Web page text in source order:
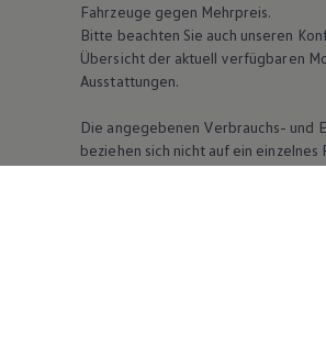
Fahrzeuge gegen Mehrpreis.
Bitte beachten Sie auch unseren
Übersicht der aktuell verfügbaren
Ausstattungen.
Die angegebenen Verbrauchs- und
beziehen sich nicht auf ein einzelnes